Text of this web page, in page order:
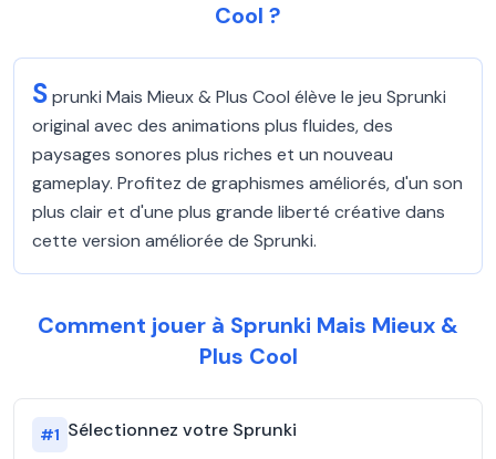
Cool ?
Sprunki Mais Mieux & Plus Cool élève le jeu Sprunki
original avec des animations plus fluides, des
paysages sonores plus riches et un nouveau
gameplay. Profitez de graphismes améliorés, d'un son
plus clair et d'une plus grande liberté créative dans
cette version améliorée de Sprunki.
Comment jouer à Sprunki Mais Mieux &
Plus Cool
#1 Sélectionnez votre Sprunki